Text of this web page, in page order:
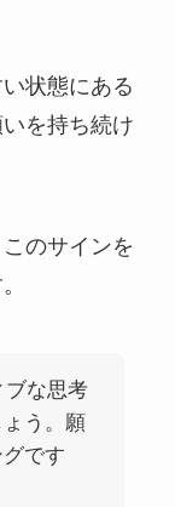
状態にある
を持ち続け
のサインを
ブな思考
う。願
です